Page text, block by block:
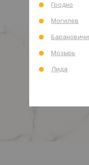
Гродно
Могилев
Барановичи
Мозырь
Лида